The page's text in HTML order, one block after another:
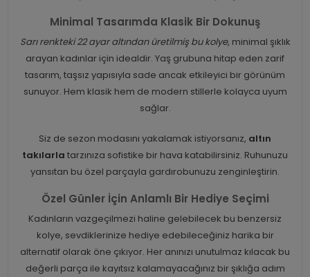
Minimal Tasarımda Klasik Bir Dokunuş
Sarı renkteki 22 ayar altından üretilmiş bu kolye, minimal şıklık
arayan kadınlar için idealdir. Yaş grubuna hitap eden zarif
tasarım, taşsız yapısıyla sade ancak etkileyici bir görünüm
sunuyor. Hem klasik hem de modern stillerle kolayca uyum
sağlar.
Siz de sezon modasını yakalamak istiyorsanız, altın
takılarla tarzınıza sofistike bir hava katabilirsiniz. Ruhunuzu
yansıtan bu özel parçayla gardırobunuzu zenginleştirin.
Özel Günler İçin Anlamlı Bir Hediye Seçimi
Kadınların vazgeçilmezi haline gelebilecek bu benzersiz
kolye, sevdiklerinize hediye edebileceğiniz harika bir
alternatif olarak öne çıkıyor. Her anınızı unutulmaz kılacak bu
değerli parça ile kayıtsız kalamayacağınız bir şıklığa adım